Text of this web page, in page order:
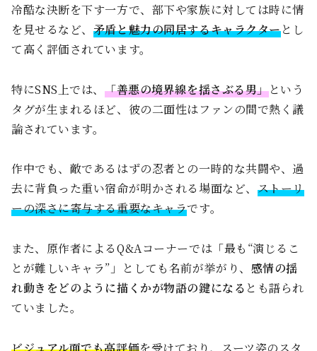
冷酷な決断を下す一方で、部下や家族に対しては時に情
を見せるなど、 矛盾と魅力の同居するキャラクターとし
て高く評価されています。
特にSNS上では、「善悪の境界線を揺さぶる男」という
タグが生まれるほど、彼の二面性はファンの間で熱く議
論されています。
作中でも、敵であるはずの忍者との一時的な共闘や、過
去に背負った重い宿命が明かされる場面など、 ストーリ
ーの深さに寄与する重要なキャラです。
また、原作者によるQ&Aコーナーでは「最も“演じるこ
とが難しいキャラ”」としても名前が挙がり、 感情の揺
れ動きをどのように描くかが物語の鍵になる とも語られ
ていました。